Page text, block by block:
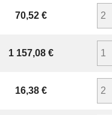
Prix
70,52 €
Prix
1 157,08 €
Prix
16,38 €